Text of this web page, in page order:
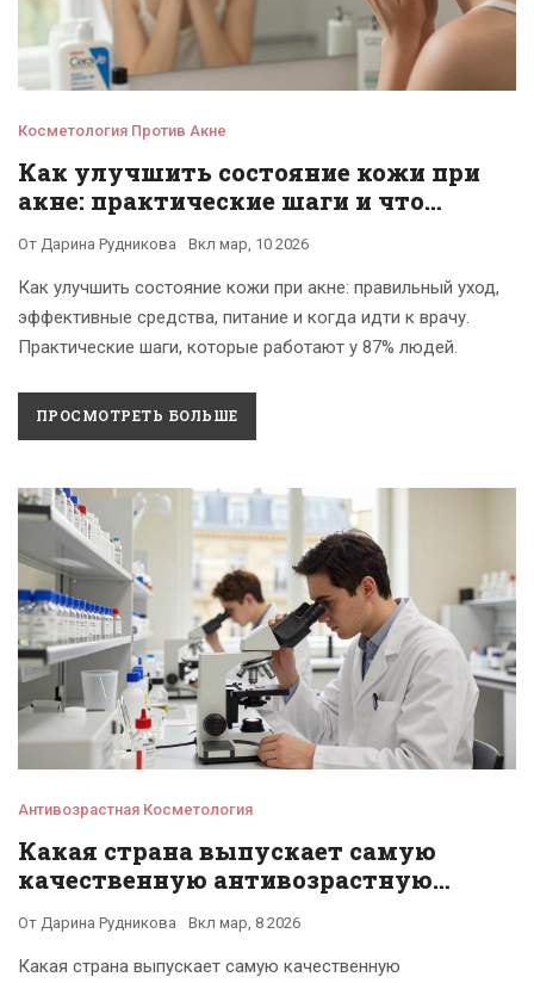
Косметология Против Акне
Как улучшить состояние кожи при
акне: практические шаги и что
От Дарина Рудникова Вкл мар, 10 2026
Как улучшить состояние кожи при акне: правильный уход,
эффективные средства, питание и когда идти к врачу.
Практические шаги, которые работают у 87% людей.
ПРОСМОТРЕТЬ БОЛЬШЕ
Антивозрастная Косметология
Какая страна выпускает самую
качественную антивозрастную
От Дарина Рудникова Вкл мар, 8 2026
Какая страна выпускает самую качественную